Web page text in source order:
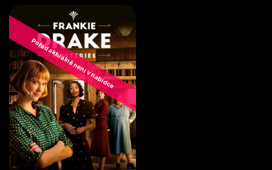
Pořad aktuálně není v nabídce